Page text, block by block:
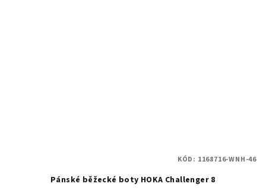
Pánské běžecké boty HOKA Challenger 8
KÓD: 1168716-WNH-46